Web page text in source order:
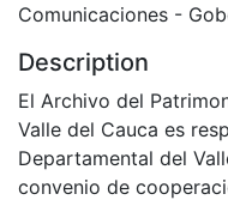
Comunicaciones -
Description
El Archivo del
Valle del Cauca es
Departamental del
convenio de